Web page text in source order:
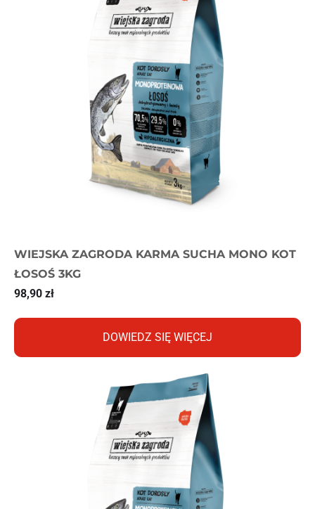
WIEJSKA ZAGRODA KARMA SUCHA MONO KOT
ŁOSOŚ 3KG
98,90 zł
DOWIEDZ SIĘ WIĘCEJ